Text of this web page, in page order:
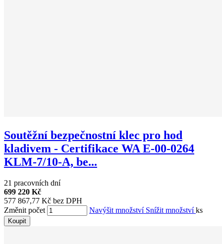
Soutěžní bezpečnostní klec pro hod
kladivem - Certifikace WA E-00-0264
KLM-7/10-A, be...
21 pracovních dní
699 220 Kč
577 867,77 Kč bez DPH
Změnit počet
Navýšit množství Snížit množstvíks
Koupit